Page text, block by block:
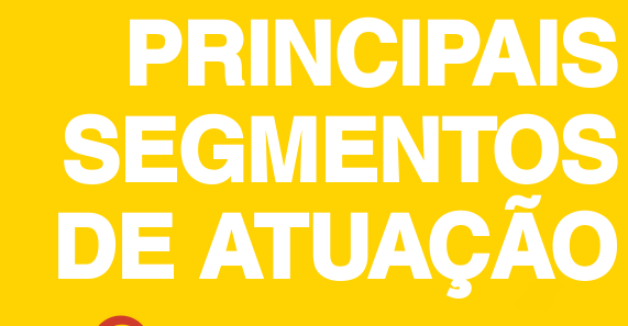
PRINCIPAIS
SEGMENTOS
DE ATUAÇÃO